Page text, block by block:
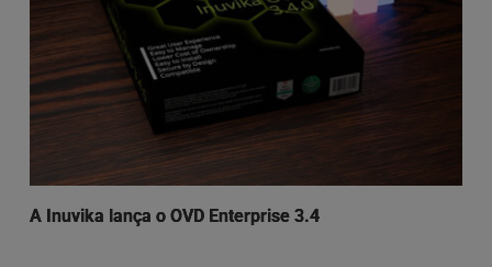
A Inuvika lança o OVD Enterprise 3.4